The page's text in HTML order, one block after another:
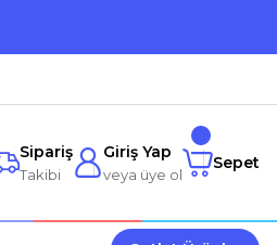
Sipariş
Takibi
Giriş Yap
veya üye ol
Sepet